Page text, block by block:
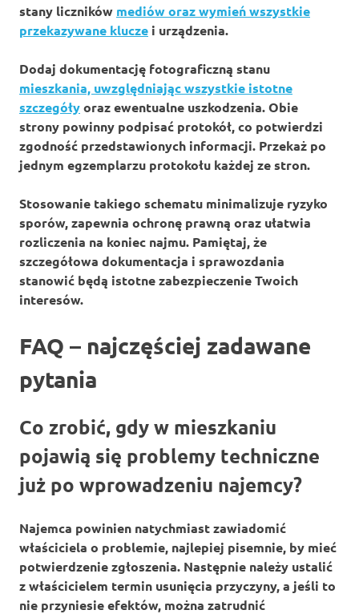
stany liczników mediów oraz wymień wszystkie
przekazywane klucze i urządzenia.
Dodaj dokumentację fotograficzną stanu
mieszkania, uwzględniając wszystkie istotne
szczegółyoraz ewentualne uszkodzenia. Obie
strony powinny podpisać protokół, co potwierdzi
zgodność przedstawionych informacji. Przekaż po
jednym egzemplarzu protokołu każdej ze stron.
Stosowanie takiego schematu minimalizuje ryzyko
sporów, zapewnia ochronę prawną oraz ułatwia
rozliczenia na koniec najmu. Pamiętaj, że
szczegółowa dokumentacja i sprawozdania
stanowić będą istotne zabezpieczenie Twoich
interesów.
FAQ – najczęściej zadawane
pytania
Co zrobić, gdy w mieszkaniu
pojawią się problemy techniczne
już po wprowadzeniu najemcy?
Najemca powinien natychmiast zawiadomić
właściciela o problemie, najlepiej pisemnie, by mieć
potwierdzenie zgłoszenia. Następnie należy ustalić
z właścicielem termin usunięcia przyczyny, a jeśli to
nie przyniesie efektów, można zatrudnić